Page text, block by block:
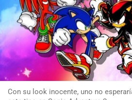
Con su look inocente, uno no